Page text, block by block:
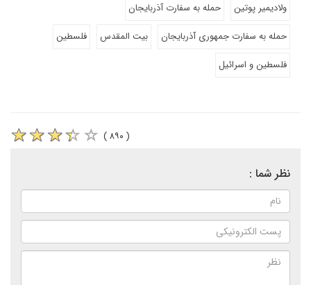
ولادیمیر پوتین
حمله به سفارت آذربایجان
حمله به سفارت جمهوری آذربایجان
بیت المقدس
فلسطین
فلسطین و اسرائیل
( ۸۹۰ )
نظر شما :